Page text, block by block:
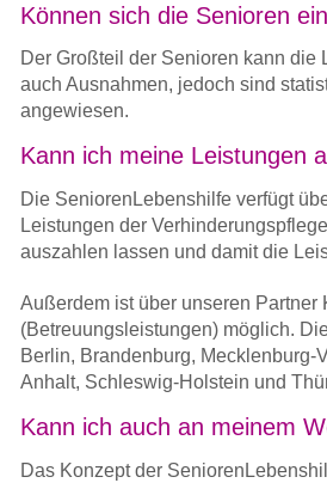
Können sich die Senioren
Der Großteil der Senioren kann
auch Ausnahmen, jedoch sind
angewiesen.
Kann ich meine Leistungen
Die SeniorenLebenshilfe verfügt
Leistungen der
auszahlen lassen und damit die
Außerdem ist über unseren
(Betreuungsleistungen) möglich.
Berlin, Brandenburg,
Anhalt, Schleswig-Holstein und
Kann ich auch an meinem
Das Konzept der